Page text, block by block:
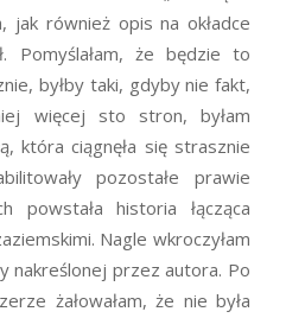
jak również opis na okładce
Pomyślałam, że będzie to
byłby taki, gdyby nie fakt,
więcej sto stron, byłam
która ciągnęła się strasznie
pozostałe prawie
powstała historia łącząca
Nagle wkroczyłam
nakreślonej przez autora. Po
żałowałam, że nie była